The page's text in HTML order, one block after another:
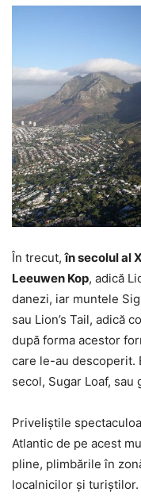
În trecut,în secolul al
Leeuwen Kop, adică
danezi, iar muntele
sau Lion’s Tail, adică
după forma acestor
care le-au descoperit.
secol, Sugar Loaf, sau
Priveliștile
Atlantic de pe acest
pline, plimbările în
localnicilor și